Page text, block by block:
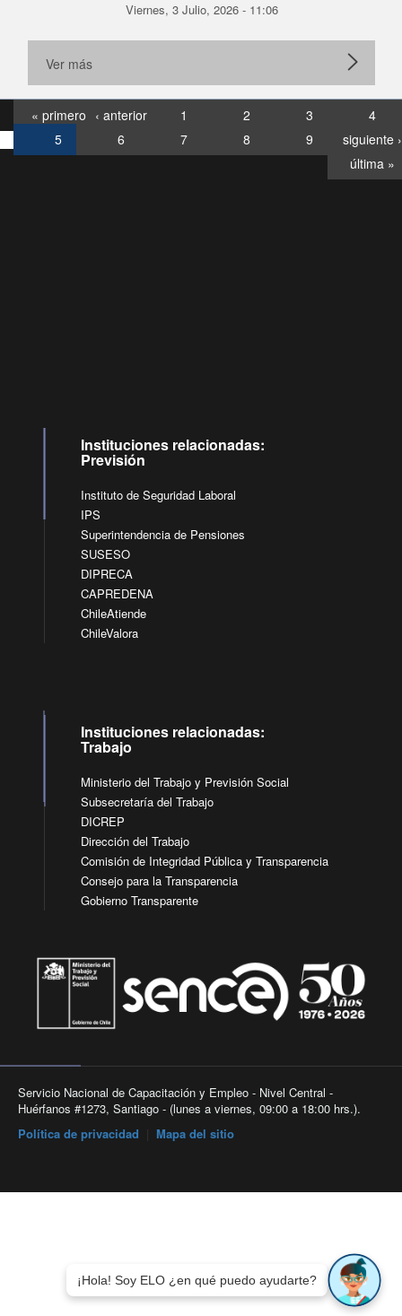
Viernes, 3 Julio, 2026 - 11:06
Ver más
« primero ‹ anterior 1 2 3
4
5
6 7 8 9
siguiente ›
última »
Instituciones relacionadas:
Previsión
Instituto de Seguridad Laboral
IPS
Superintendencia de Pensiones
SUSESO
DIPRECA
CAPREDENA
ChileAtiende
ChileValora
Instituciones relacionadas:
Trabajo
Ministerio del Trabajo y Previsión Social
Subsecretaría del Trabajo
DICREP
Dirección del Trabajo
Comisión de Integridad Pública y Transparencia
Consejo para la Transparencia
Gobierno Transparente
Servicio Nacional de Capacitación y Empleo - Nivel Central -
Huérfanos #1273, Santiago - (lunes a viernes, 09:00 a 18:00 hrs.).
Política de privacidad
Mapa del sitio
¡Hola! Soy ELO ¿en qué puedo ayudarte?